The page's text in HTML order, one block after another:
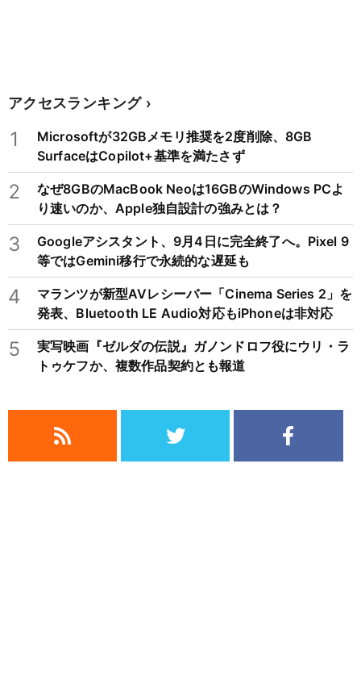
アクセスランキング
1
Microsoftが32GBメモリ推奨を2度削除、8GB
SurfaceはCopilot+基準を満たさず
2
なぜ8GBのMacBook Neoは16GBのWindows PCよ
り速いのか、Apple独自設計の強みとは？
3
Googleアシスタント、9月4日に完全終了へ。Pixel 9
等ではGemini移行で永続的な遅延も
4
マランツが新型AVレシーバー「Cinema Series 2」を
発表、Bluetooth LE Audio対応もiPhoneは非対応
5
実写映画『ゼルダの伝説』ガノンドロフ役にウリ・ラ
トゥケフか、複数作品契約とも報道